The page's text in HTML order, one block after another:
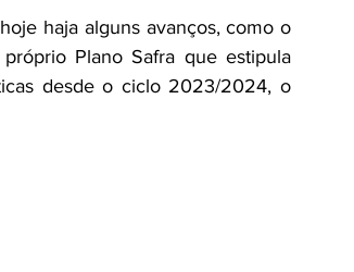
haja alguns avanços, como o
Plano Safra que estipula
desde o ciclo 2023/2024, o